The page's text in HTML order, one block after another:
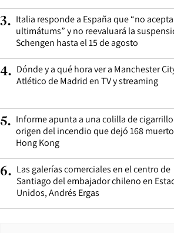
3. Italia responde a España que “no acepta
ultimátums” y no reevaluará la
Schengen hasta el 15 de agosto
4. Dónde y a qué hora ver a Manchester
Atlético de Madrid en TV y streaming
5. Informe apunta a una colilla de
origen del incendio que dejó 168
Hong Kong
6. Las galerías comerciales en el centro de
Santiago del embajador chileno en
Unidos, Andrés Ergas